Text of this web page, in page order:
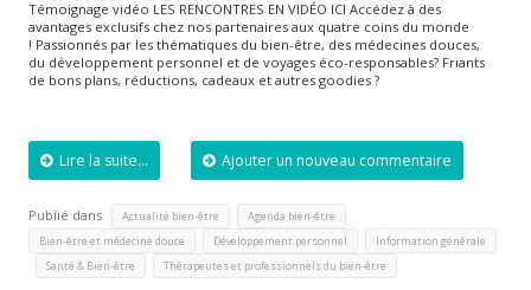
Témoignage vidéo LES RENCONTRES EN VIDÉO ICI Accédez à des
avantages exclusifs chez nos partenaires aux quatre coins du monde
! Passionnés par les thématiques du bien-être, des médecines douces,
du développement personnel et de voyages éco-responsables? Friants
de bons plans, réductions, cadeaux et autres goodies ?
Lire la suite... Ajouter un nouveau commentaire
Publié dans Actualité bien-être Agenda bien-être
Bien-être et médecine douce Développement personnel Information générale
Santé & Bien-être Thérapeutes et professionnels du bien-être